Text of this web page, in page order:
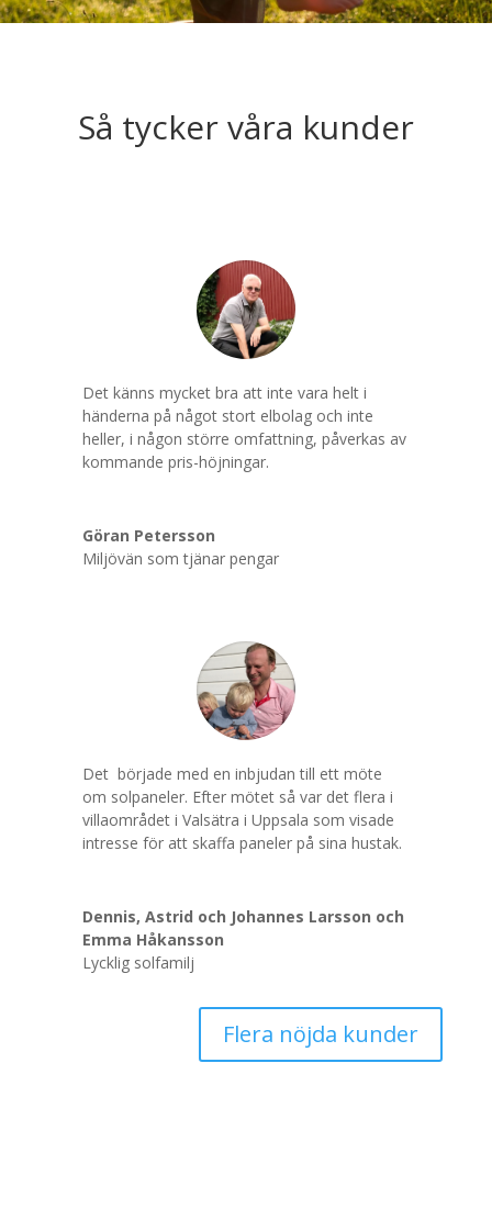
Så tycker våra kunder
Det känns mycket bra att inte vara helt i
händerna på något stort elbolag och inte
heller, i någon större omfattning, påverkas av
kommande pris-höjningar.
Göran Petersson
Miljövän som tjänar pengar
Det började med en inbjudan till ett möte
om solpaneler. Efter mötet så var det flera i
villaområdet i Valsätra i Uppsala som visade
intresse för att skaffa paneler på sina hustak.
Dennis, Astrid och Johannes Larsson och
Emma Håkansson
Lycklig solfamilj
Flera nöjda kunder